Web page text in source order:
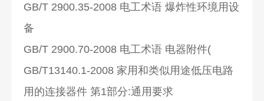
GB/T 2900.35-2008 电工术语 爆炸性环境用设
备
GB/T 2900.70-2008 电工术语 电器附件(
GB/T13140.1-2008 家用和类似用途低压电路
用的连接器件 第1部分:通用要求